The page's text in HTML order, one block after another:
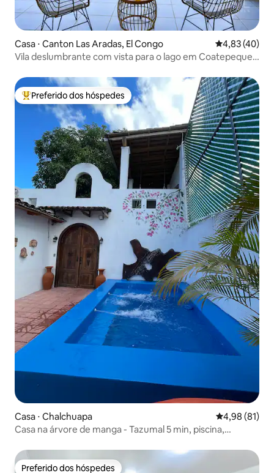
Casa ⋅ Canton Las Aradas, El Congo 4,83 de uma
4,83 (40)
Vila deslumbrante com vista para o lago em Coatepeque -
Entre os melhores preferidos dos hóspedes
Preferido dos hóspedes
Casa ⋅ Chalchuapa 4,98 de uma
4,98 (81)
Casa na árvore de manga - Tazumal 5 min, piscina,
Preferido dos hóspedes